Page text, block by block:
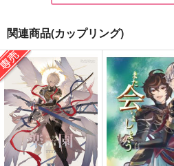
星の幕間3
ano
787円（税込）
ルシフェル×サンダルフォン
サンプル
白昼夢
ano
1,729円（税込）
サンプル
関連商品(カップリング)